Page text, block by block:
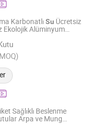
Karbonatlı Su Ücretsiz
Ekolojik Alüminyum
Sağlıklı Beslenme
Arpa ve Mung